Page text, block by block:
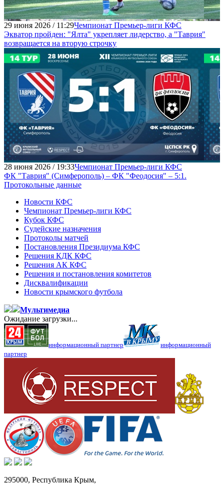
29 июня 2026 / 11:29Чемпионат Премьер-лиги КФС
Экватор пройден: "Ялта" укрепляет лидерство, а "Таврия"
возвращается на вторую строчку
28 июня 2026 / 19:33Чемпионат Премьер-лиги КФС
ФК "Таврия" (Симферополь) – ФК "Феодосия" – 5:1.
Протокольные данные
Новости КФС
Чемпионат Премьер-лиги КФС
Кубок КФС
Судейские назначения
Протоколы матчей
Постановления Президиума КФС
Решения КДК КФС
Решения АК КФС
Решения и постановления комитетов
Дисквалификации
Новости крымского футбола
Мультимедиа
Ожидание загрузки...
информационный партнер
информационный
партнер
295000, Республика Крым,